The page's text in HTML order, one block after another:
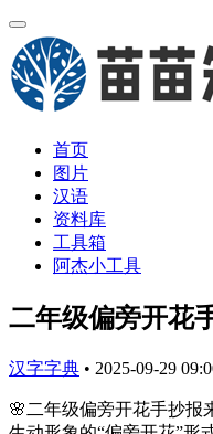
首页
图片
汉语
资料库
工具箱
阿杰小工具
二年级偏旁开花
汉字字典 • 2025-09-29
🌸二年级偏旁开花手抄报